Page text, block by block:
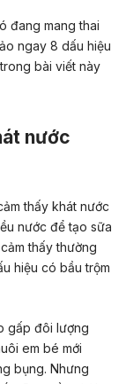
đang mang thai
ngay 8 dấu hiệu
bài viết này
nước
thấy khát nước
nước để tạo sữa
thấy thường
hiệu có bầu trộm
gấp đôi lượng
em bé mới
bụng. Nhưng